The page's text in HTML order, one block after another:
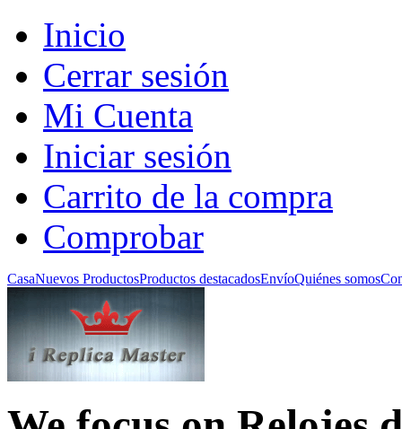
Inicio
Cerrar sesión
Mi Cuenta
Iniciar sesión
Carrito de la compra
Comprobar
CasaNuevos ProductosProductos destacadosEnvíoQuiénes somos